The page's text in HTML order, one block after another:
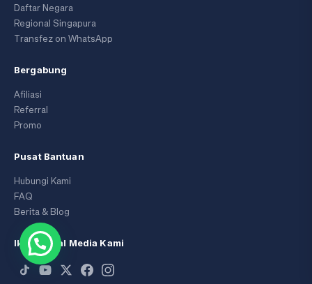
Daftar Negara
Regional Singapura
Transfez on WhatsApp
Bergabung
Afiliasi
Referral
Promo
Pusat Bantuan
Hubungi Kami
FAQ
Berita & Blog
Ikuti Sosial Media Kami